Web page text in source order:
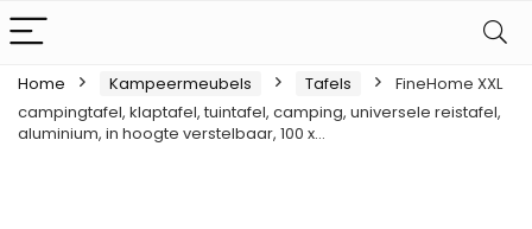
Home Kampeermeubels Tafels
FineHome XXL
campingtafel, klaptafel, tuintafel, camping, universele reistafel,
aluminium, in hoogte verstelbaar, 100 x…